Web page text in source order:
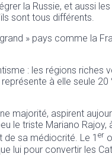
la Russie, et aussi
sont tous différents.
» pays comme la
: les régions riches
à elle seule
majorité, aspirent
le triste Mariano
de sa médiocrité. Le 1 er
lui pour convertir les